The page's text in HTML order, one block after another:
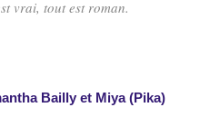
vrai, tout est roman.
Bailly et Miya (Pika)